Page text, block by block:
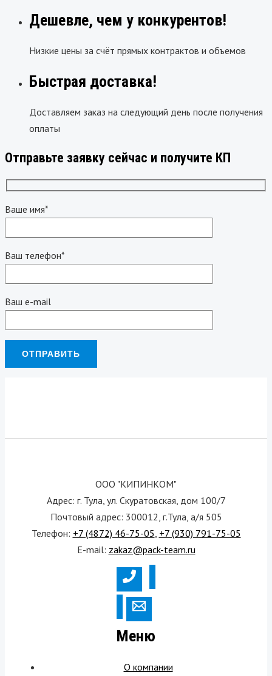
Дешевле, чем у конкурентов!
Низкие цены за счёт прямых контрактов и объемов
Быстрая доставка!
Доставляем заказ на следующий день после получения
оплаты
Отправьте заявку сейчас и получите КП
Ваше имя*
Ваш телефон*
Ваш e-mail
ООО "КИПИНКОМ"
Адрес: г. Тула, ул. Скуратовская, дом 100/7
Почтовый адрес: 300012, г.Тула, а/я 505
Телефон: +7 (4872) 46-75-05 +7 (930) 791-75-05
E-mail: zakaz@pack-team.ru
Меню
О компании